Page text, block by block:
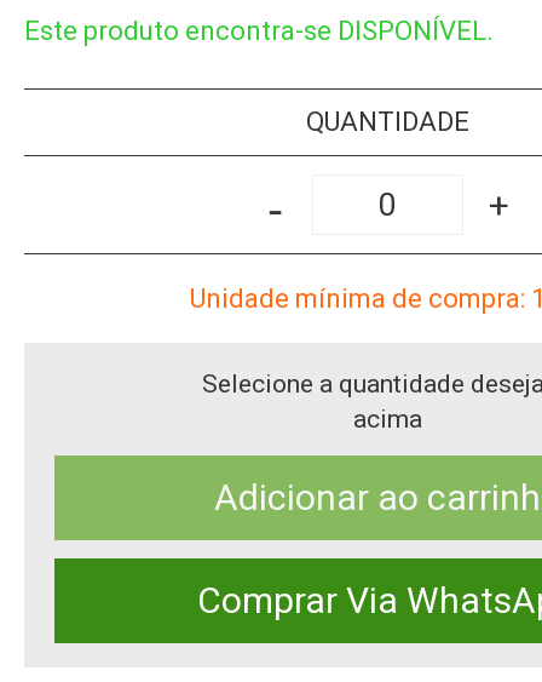
Este produto encontra-se DISPONÍVEL.
QUANTIDADE
- +
Unidade mínima de compra:
Selecione a quantidade
acima
Adicionar ao
Comprar Via